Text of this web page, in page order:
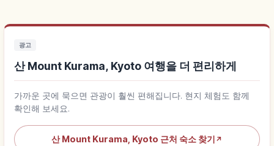
광고
산 Mount Kurama, Kyoto 여행을 더 편리하게
가까운 곳에 묵으면 관광이 훨씬 편해집니다. 현지 체험도 함께
확인해 보세요.
산 Mount Kurama, Kyoto 근처 숙소 찾기 ↗